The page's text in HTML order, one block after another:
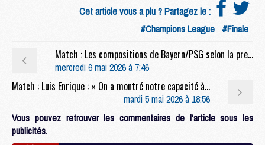
Cet article vous a plu ? Partagez le :
#Champions League #Finale
Match : Les compositions de Bayern/PSG selon la presse
mercredi 6 mai 2026 à 7:46
Match : Luis Enrique : « On a montré notre capacité à gérer des moments difficiles »
mardi 5 mai 2026 à 18:56
Vous pouvez retrouver les commentaires de l'article sous les
publicités.